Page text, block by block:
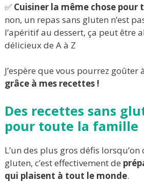
✅ Cuisiner la même chose pour
non, un repas sans gluten n’est
l’apéritif au dessert, ça peut être
délicieux de A à Z
J’espère que vous pourrez goûter
grâce à mes recettes !
Des recettes sans
pour toute la famille
L’un des plus gros défis lorsqu’on
gluten, c’est effectivement de
qui plaisent à tout le monde.